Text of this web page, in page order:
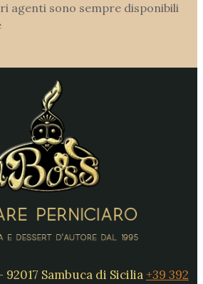
agenti sono sempre disponibili
Sambuca di Sicilia+39 392